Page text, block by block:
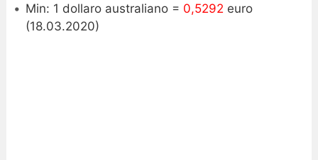
Min: 1 dollaro australiano = 0,5292 euro
(18.03.2020)